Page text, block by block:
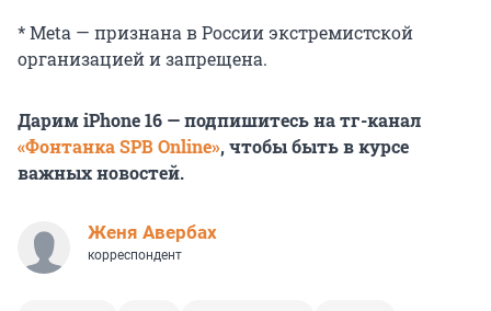
* Meta — признана в России экстремистской
организацией и запрещена.
Дарим iPhone 16 — подпишитесь на тг-канал
«Фонтанка SPB Online», чтобы быть в курсе
важных новостей.
Женя Авербах
корреспондент